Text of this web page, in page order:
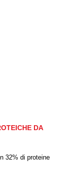
DA
32% di proteine